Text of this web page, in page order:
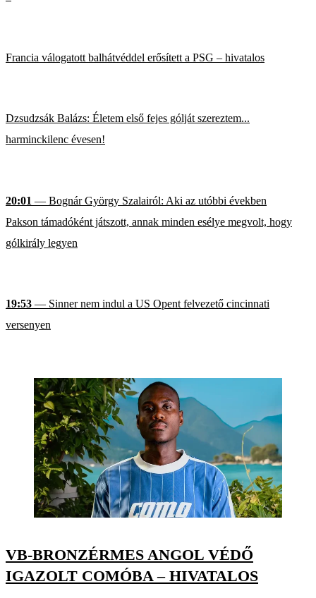
Francia válogatott balhátvéddel erősített a PSG – hivatalos
Dzsudzsák Balázs: Életem első fejes gólját szereztem...
harminckilenc évesen!
20:01 — Bognár György Szalairól: Aki az utóbbi években
Pakson támadóként játszott, annak minden esélye megvolt, hogy
gólkirály legyen
19:53 — Sinner nem indul a US Opent felvezető cincinnati
versenyen
VB-BRONZÉRMES ANGOL VÉDŐ
IGAZOLT COMÓBA – HIVATALOS